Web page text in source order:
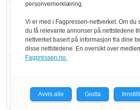
KBS-
endring:
i
personvernerklæring.
Vi er med i Fagpressen-nettverket. Om du
du få relevante annonser på nettstedene
nettverket basert på informasjon fra dine
disse nettstedene. En oversikt over
Fagpressen.no.
Avvis alle Godta